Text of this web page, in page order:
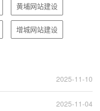
黄埔网站建设
增城网站建设
2025-11-10
2025-11-04
2026-05-16
2026-05-14
2025-09-06
2025-08-26
2025-09-18
2025-09-13
网？ 2025-08-07
2025-07-08
2026-05-22
2026-05-13
2026-05-26
2026-05-25
2025-12-17
2025-12-16
2026-04-27
2026-04-26
2025-09-21
2025-01-14
2025-01-03
2024-12-18
2024-12-31
2024-12-16
2025-01-08
2024-12-23